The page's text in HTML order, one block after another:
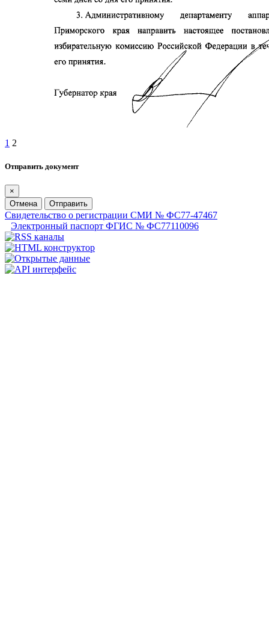
1 2
Отправить документ
×
Отмена
Отправить
Свидетельство о регистрации СМИ № ФС77-47467
Электронный паспорт ФГИС № ФС77110096